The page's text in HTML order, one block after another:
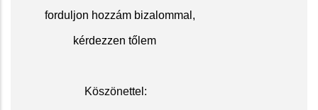
forduljon hozzám bizalommal,
kérdezzen tőlem
Köszönettel: